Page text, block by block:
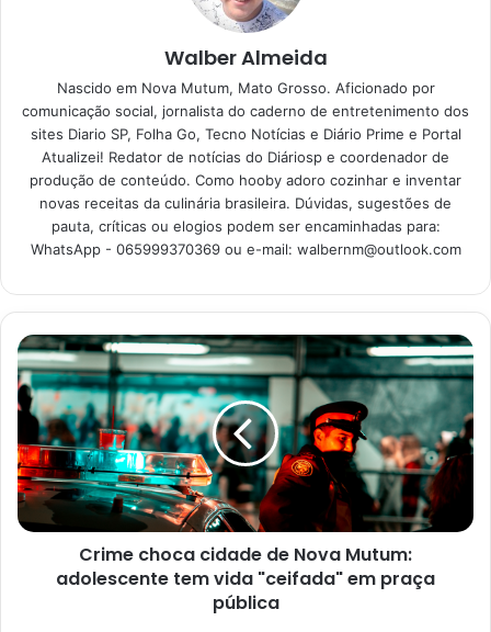
certa para um almoço ou jantar
15/06/2023
Essa receita scones de cranberry e laranja rendem em
média 08 unidades, mas pode varia de acordo com os
cortes feitos em triângulos na massa.
Ingredientes para fazer
scones de cranberry e laranja
2 xícaras de farinha de trigo
1/3 xícara de açúcar cristal
1 colher de sopa de fermento em pó
1/2 colher de chá de sal
1/2 xícara de manteiga sem sal gelada, cortada em
1/2 xícara de cranberries secas
1 colher de sopa de raspas de laranja
Walber Almeida
Nascido em Nova Mutum, Mato Grosso. Aficionado por
comunicação social, jornalista do caderno de entretenimento dos
sites Diario SP, Folha Go, Tecno Notícias e Diário Prime e Portal
Atualizei! Redator de notícias do Diáriosp e coordenador de
produção de conteúdo. Como hooby adoro cozinhar e inventar
novas receitas da culinária brasileira. Dúvidas, sugestões de
pauta, críticas ou elogios podem ser encaminhadas para:
WhatsApp - 065999370369 ou e-mail: walbernm@outlook.com
Crime choca cidade de Nova Mutum:
adolescente tem vida "ceifada" em praça
pública